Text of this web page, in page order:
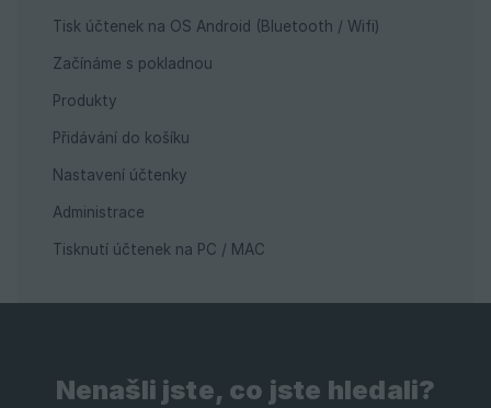
Tisk účtenek na OS Android (Bluetooth / Wifi)
Začínáme s pokladnou
Produkty
Přidávání do košíku
Nastavení účtenky
Administrace
Tisknutí účtenek na PC / MAC
Nenašli jste, co jste hledali?